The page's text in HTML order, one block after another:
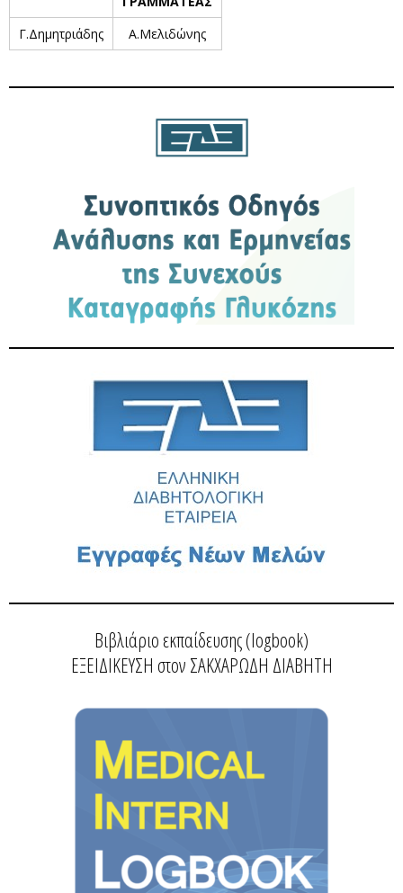
Γ.Δημητριάδης
Α.Μελιδώνης
Βιβλιάριο εκπαίδευσης (logbook)
ΕΞΕΙΔΙΚΕΥΣΗ στον ΣΑΚΧΑΡΩΔΗ ΔΙΑΒΗΤΗ